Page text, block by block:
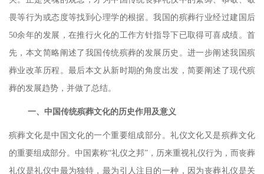
畏等行为或态度等找到心理学的根据。我国的殡葬行业经过建国后
50余年的发展，在推行火化的工作方针指导下已取得可喜成绩。首
先，本文简略阐述了我国传统殡葬的发展历史。进一步阐述我国殡
葬业改革历程。最后本文从新时期的角度出发，简要阐述了现代殡
葬的发展趋势，并做了总结。
一、 中国传统殡葬文化的历史作用及意义
殡葬文化是中国文化的一个重要组成部分。礼仪文化又是殡葬文化
的重要组成部分。中国素称“礼仪之邦”，历来重视礼仪行为，而丧葬
礼仪是礼仪中最为独特，最为引人注目的一种，因为丧葬礼仪是关